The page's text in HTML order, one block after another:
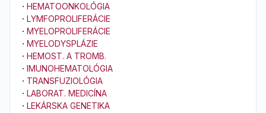
· HEMATOONKOLÓGIA
· LYMFOPROLIFERÁCIE
· MYELOPROLIFERÁCIE
· MYELODYSPLÁZIE
· HEMOST. A TROMB.
· IMUNOHEMATOLÓGIA
· TRANSFUZIOLÓGIA
· LABORAT. MEDICÍNA
· LEKÁRSKA GENETIKA